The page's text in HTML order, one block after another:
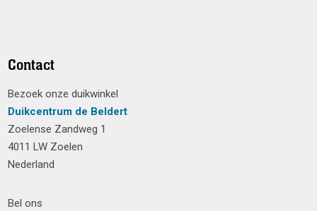
Contact
Bezoek onze duikwinkel
Duikcentrum de Beldert
Zoelense Zandweg 1
4011 LW Zoelen
Nederland
Bel ons